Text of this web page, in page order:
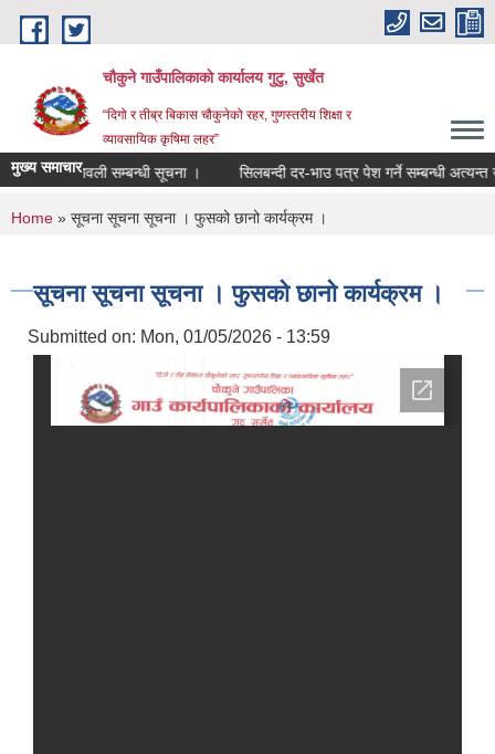
Skip to main content
चौकुने गाउँपालिकाकाे कार्यालय गुटु, सुर्खेत
“दिगो र तीब्र बिकास चौकुनेको रहर, गुणस्तरीय शिक्षा र
व्यावसायिक कृषिमा लहर”
मुख्य समाचार
नामावली सम्बन्धी सूचना । सिलबन्दी दर-भाउ पत्र पेश गर्ने सम्बन्धी अत्यन्त
You are here
Home » सूचना सूचना सूचना । फुसको छानो कार्यक्रम ।
सूचना सूचना सूचना । फुसको छानो कार्यक्रम ।
Submitted on: Mon, 01/05/2026 - 13:59